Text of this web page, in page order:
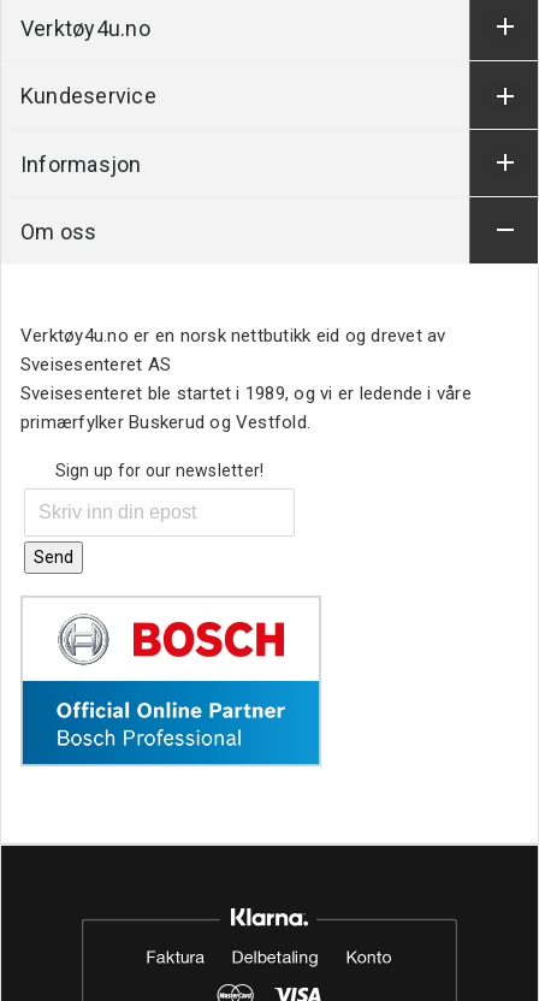
Verktøy4u.no
Kundeservice
Informasjon
Om oss
Verktøy4u.no er en norsk nettbutikk eid og drevet av
Sveisesenteret AS
Sveisesenteret ble startet i 1989, og vi er ledende i våre
primærfylker Buskerud og Vestfold.
Sign up for our newsletter!
Send